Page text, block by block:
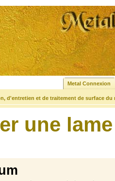
Metal Connexion
d'entretien et de traitement de surface du
une